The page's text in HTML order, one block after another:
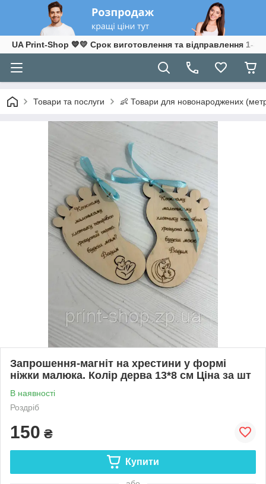
UA Print-Shop ​💙💛 Срок виготовлення та відправлення 1-3
Товари та послуги 👶 Товари для новонароджених
Запрошення-магніт на хрестини у формі
ніжки малюка. Колір дерва 13*8 см Ціна за шт
В наявності
Роздріб
150 ₴
Купити